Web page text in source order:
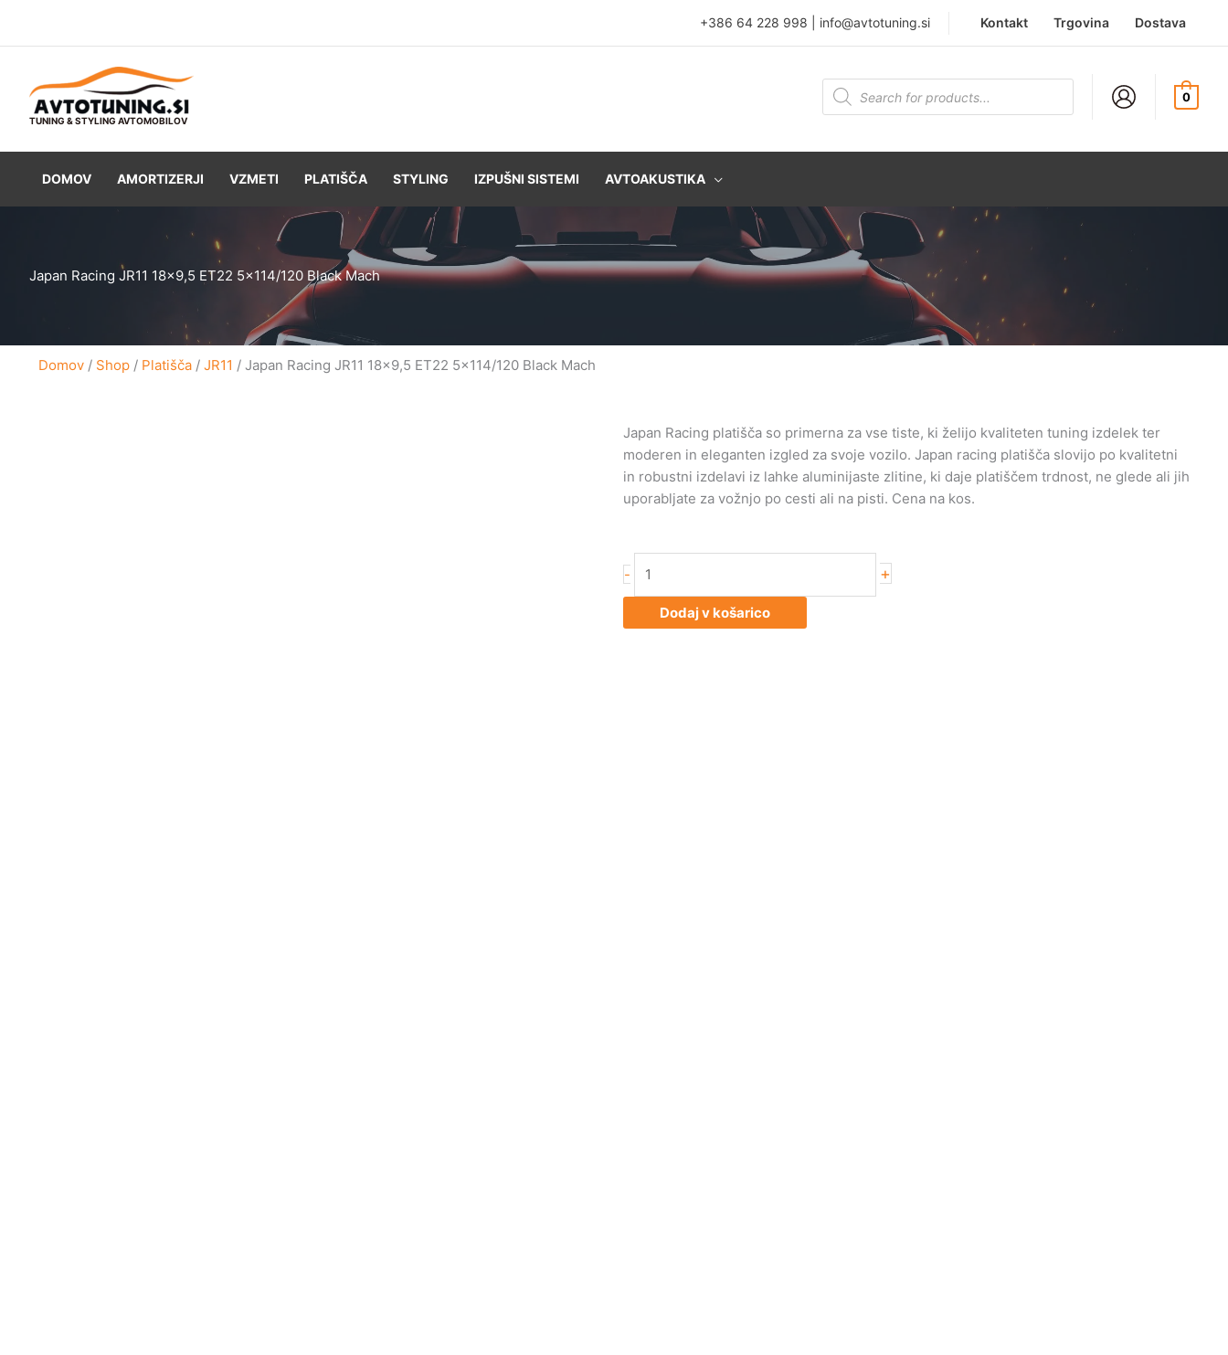
+386 64 228 998 info@avtotuning.si Kontakt Trgovina Dostava
TUNING & STYLING AVTOMOBILOV
Products
search 0
DOMOV AMORTIZERJI VZMETI PLATIŠČA STYLING IZPUŠNI SISTEMI AVTOAKUSTIKA
Japan Racing JR11 18×9,5 ET22 5×114/120 Black Mach
Domov / Shop / Platišča / JR11 / Japan Racing JR11 18×9,5 ET22 5×114/120 Black Mach
Japan Racing platišča so primerna za vse tiste, ki želijo kvaliteten tuning izdelek ter
moderen in eleganten izgled za svoje vozilo. Japan racing platišča slovijo po kvalitetni
in robustni izdelavi iz lahke aluminijaste zlitine, ki daje platiščem trdnost, ne glede ali jih
uporabljate za vožnjo po cesti ali na pisti. Cena na kos.
-
Racing
JR11
18x9,5
+
Dodaj v košarico